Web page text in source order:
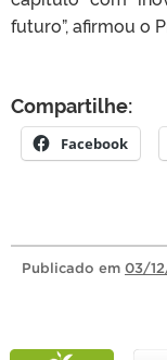
futuro”, afirmou o
Compartilhe:
Facebook
Publicado em 03/